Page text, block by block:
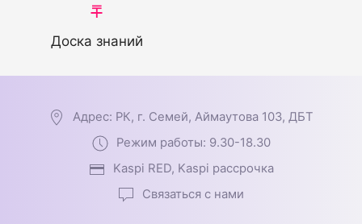
₸
Доска знаний
Адрес: РК, г. Семей, Аймаутова 103, ДБТ
Режим работы: 9.30-18.30
Kaspi RED, Kaspi рассрочка
Связаться с нами